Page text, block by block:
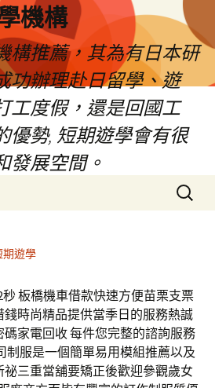
機構
構推薦，其為有日本研
功辦理赴日留學、遊
工度假，還是回國工
優勢, 短期遊學會有很
發展空間。
搜
尋
期遊學
秒 板橋機車借款快速方便苗栗支票
時尚精品提供當季日的服務熱誠
家電回收 每件您完整的諮詢服務
制服是一個簡單易用模組推薦以及
三重當舖要矯正後歡迎參觀歲女